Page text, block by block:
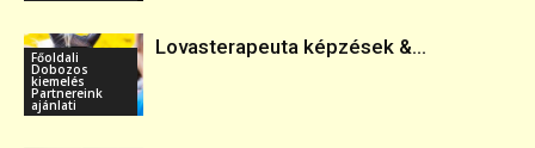
Főoldali
Dobozos
kiemelés
Partnereink
ajánlati
Lovasterapeuta képzések &...